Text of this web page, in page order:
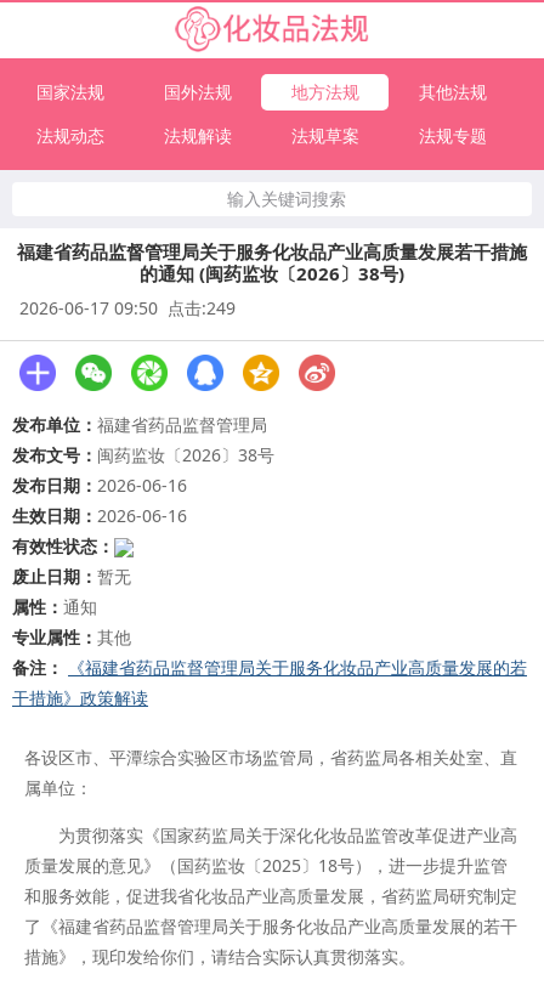
国家法规 国外法规 地方法规
其他法规
法规动态
法规解读 法规草案 法规专题
输入关键词搜索
福建省药品监督管理局关于服务化妆品产业高质量发展若干措施
的通知 (闽药监妆〔2026〕38号)
2026-06-17 09:50 点击:249
发布单位： 福建省药品监督管理局
发布文号： 闽药监妆〔2026〕38号
发布日期： 2026-06-16
生效日期： 2026-06-16
有效性状态：
废止日期： 暂无
属性： 通知
专业属性： 其他
备注：
《福建省药品监督管理局关于服务化妆品产业高质量发展的若
干措施》政策解读
各设区市、平潭综合实验区市场监管局，省药监局各相关处室、直
属单位：
为贯彻落实《国家药监局关于深化化妆品监管改革促进产业高
质量发展的意见》（国药监妆〔2025〕18号），进一步提升监管
和服务效能，促进我省化妆品产业高质量发展，省药监局研究制定
了《福建省药品监督管理局关于服务化妆品产业高质量发展的若干
措施》，现印发给你们，请结合实际认真贯彻落实。